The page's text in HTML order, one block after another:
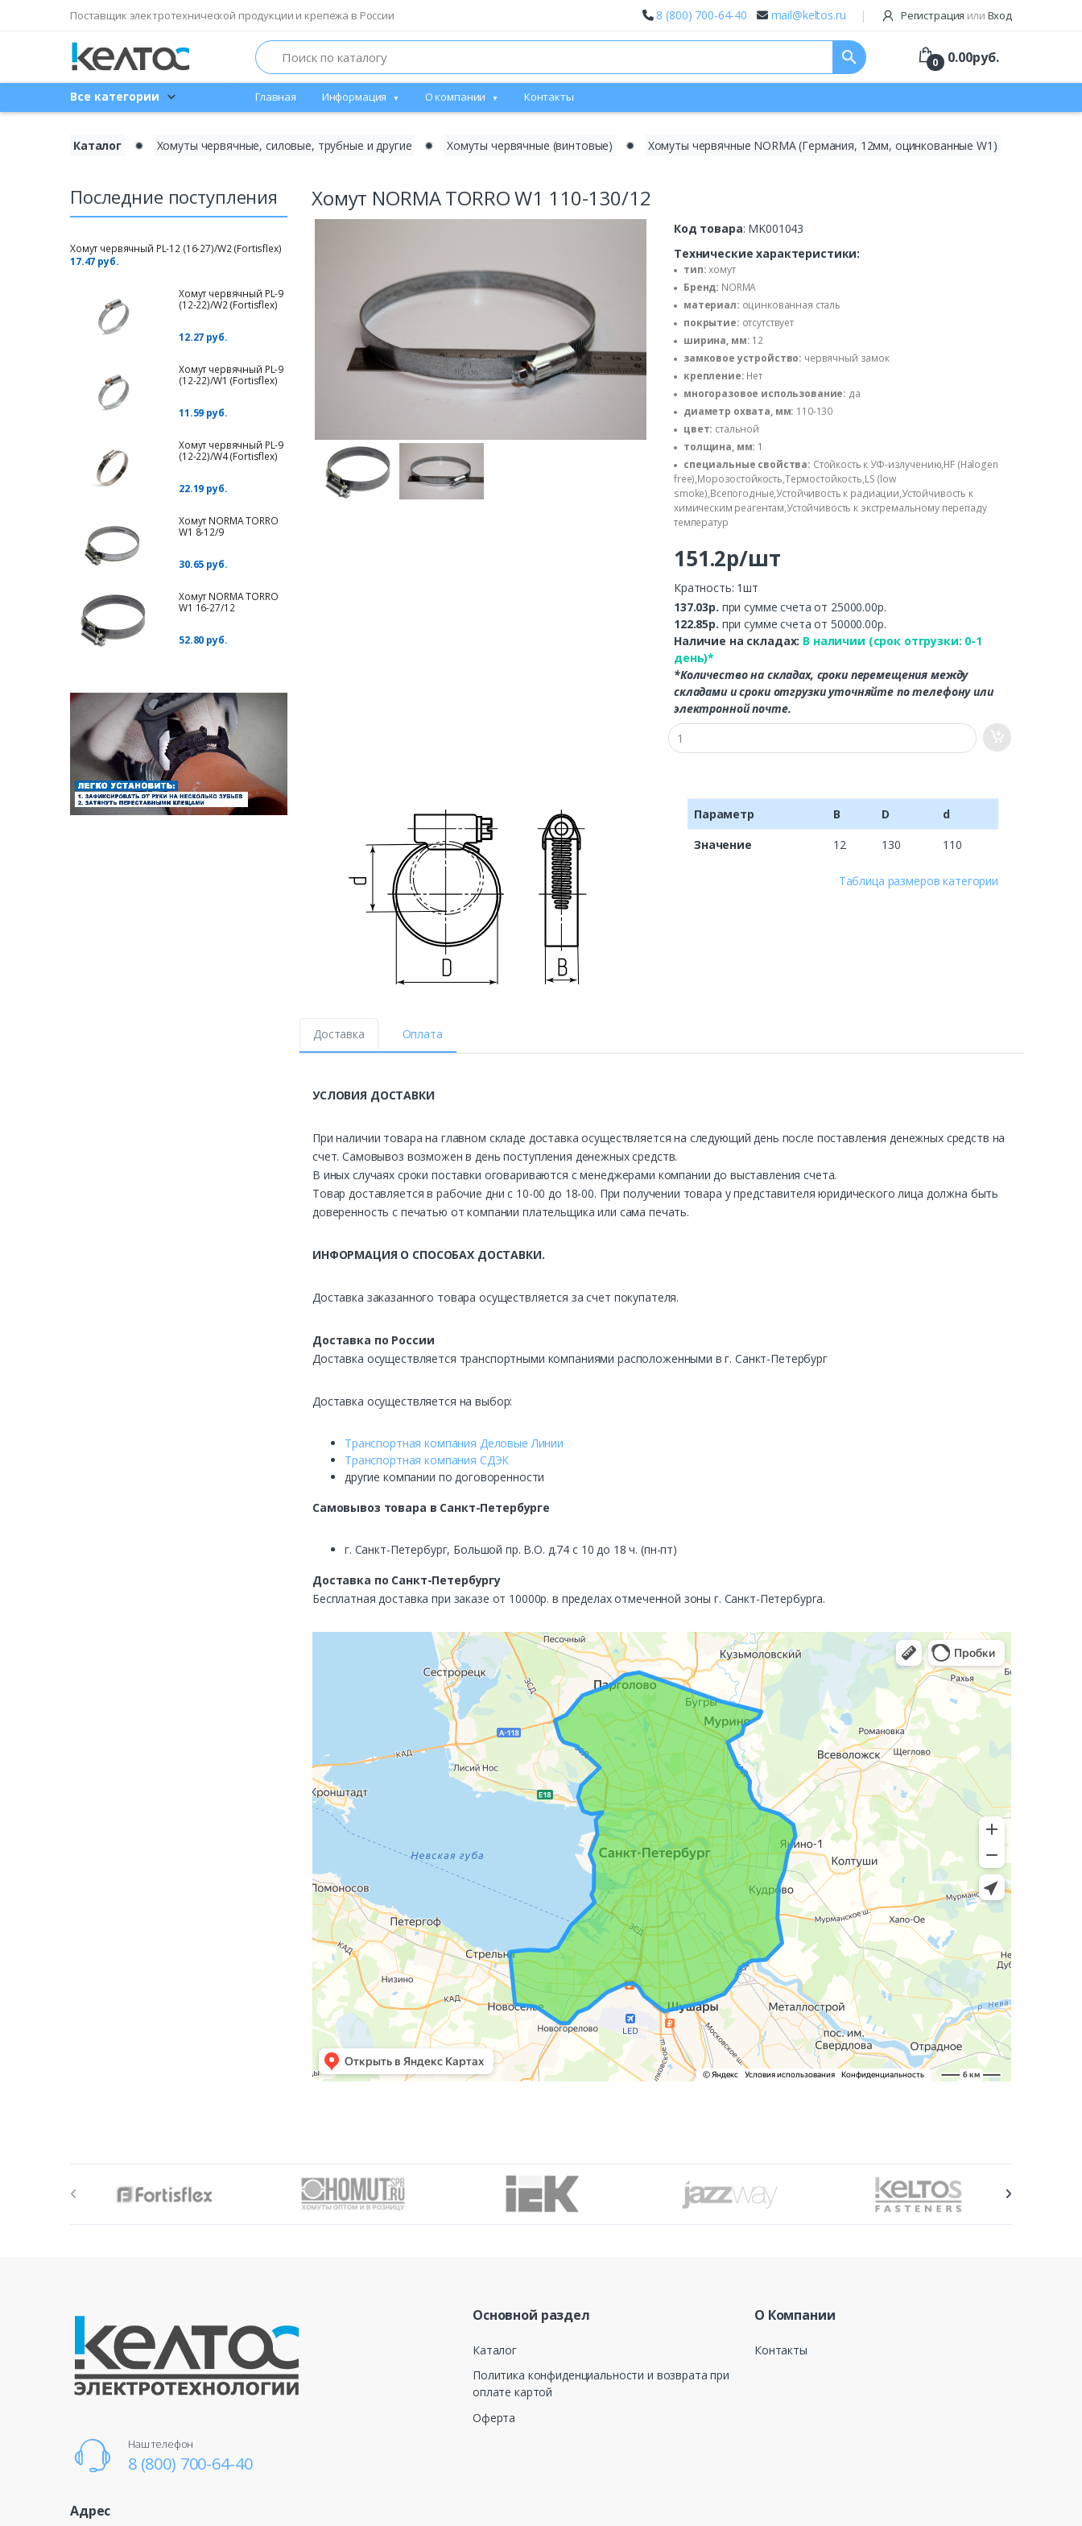
Поставщик электротехнической продукции и крепежа в России 8 (800) 700-64-40 mail@keltos.ru Регистрация или Вход
Search search 0 0.00руб.
Все категории Главная Информация О компании Контакты
Каталог ✹ Хомуты червячные, силовые, трубные и другие ✹ Хомуты червячные (винтовые) ✹ Хомуты червячные NORMA (Германия, 12мм, оцинкованные W1)
Последние поступления
Хомут червячный PL-12 (16-27)/W2 (Fortisflex)
17.47 руб.
Хомут червячный PL-9
(12-22)/W2 (Fortisflex)
12.27 руб.
Хомут червячный PL-9
(12-22)/W1 (Fortisflex)
11.59 руб.
Хомут червячный PL-9
(12-22)/W4 (Fortisflex)
22.19 руб.
Хомут NORMA TORRO
W1 8-12/9
30.65 руб.
Хомут NORMA TORRO
W1 16-27/12
52.80 руб.
Хомут NORMA TORRO W1 110-130/12
Код товара: MK001043
Технические характеристики:
тип:хомут
Бренд: NORMA
материал: оцинкованная сталь
покрытие: отсутствует
ширина, мм: 12
замковое устройство: червячный замок
крепление: Нет
многоразовое использование: да
диаметр охвата, мм: 110-130
цвет: стальной
толщина, мм: 1
специальные свойства: Стойкость к УФ-излучению,HF (Halogen
free),Морозостойкость,Термостойкость,LS (low
smoke),Всепогодные,Устойчивость к радиации,Устойчивость к
химическим реагентам,Устойчивость к экстремальному перепаду
температур
151.2р/шт
Кратность: 1шт
137.03р. при сумме счета от 25000.00р.
122.85р. при сумме счета от 50000.00р.
Наличие на складах: В наличии (срок отгрузки: 0-1
день)*
*Количество на складах, сроки перемещения между
складами и сроки отгрузки уточняйте по телефону или
электронной почте.
Параметр B D
d
Значение
12 130 110
Таблица размеров категории
Доставка Оплата
УСЛОВИЯ ДОСТАВКИ
При наличии товара на главном складе доставка осуществляется на следующий день после поставления денежных средств на
счет. Самовывоз возможен в день поступления денежных средств.
В иных случаях сроки поставки оговариваются с менеджерами компании до выставления счета.
Товар доставляется в рабочие дни с 10-00 до 18-00. При получении товара у представителя юридического лица должна быть
доверенность с печатью от компании плательщика или сама печать.
ИНФОРМАЦИЯ О СПОСОБАХ ДОСТАВКИ.
Доставка заказанного товара осуществляется за счет покупателя.
Доставка по России
Доставка осуществляется транспортными компаниями расположенными в г. Санкт-Петербург
Доставка осуществляется на выбор:
Транспортная компания Деловые Линии
Транспортная компания СДЭК
другие компании по договоренности
Самовывоз товара в Санкт-Петербурге
г. Санкт-Петербург, Большой пр. В.О. д.74 с 10 до 18 ч. (пн-пт)
Доставка по Санкт-Петербургу
Бесплатная доставка при заказе от 10000р. в пределах отмеченной зоны г. Санкт-Петербурга.
Наш телефон
8 (800) 700-64-40
Адрес
Основной раздел
Каталог
Политика конфиденциальности и возврата при
оплате картой
Оферта
О Компании
Контакты